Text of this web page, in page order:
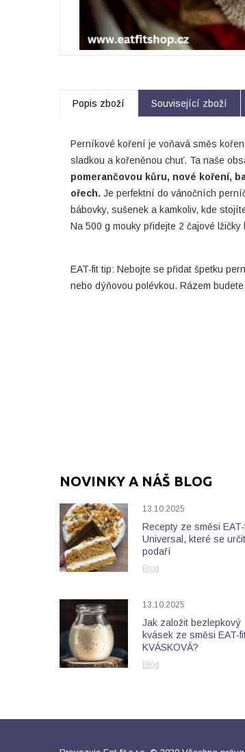
Popis zboží Související zboží
Perníkové koření je voňavá směs
sladkou a kořeněnou chuť. Ta naše
pomerančovou kůru, nové koření,
ořech. Je perfektní do vánočních
bábovky, sušenek a kamkoliv, kde
Na 500 g mouky přidejte 2 čajové
EAT-fit tip: Nebojte se přidat špetku
nebo dýňovou polévkou. Rázem
NOVINKY A NÁŠ BLOG
13.10.2025
Recepty ze směsi
Universal, které se
podaří
Blog
13.10.2025
Jak založit bezlepkový
kvásek ze směsi EAT-
KVÁSKOVÁ?
Blog